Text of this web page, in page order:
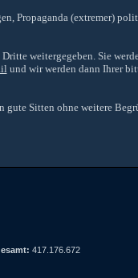
(extremer)
weitergegeben. Sie
und wir werden dann Ihrer
Sitten ohne weitere
417.176.672